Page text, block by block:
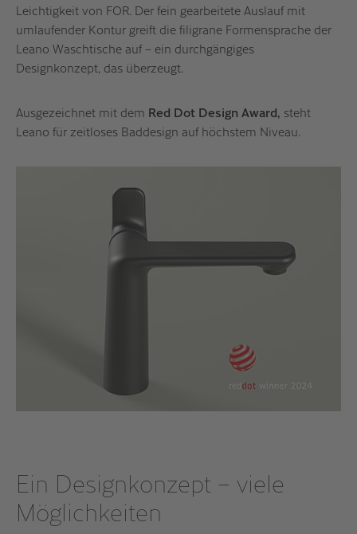
Leichtigkeit von FOR. Der fein gearbeitete Auslauf mit
umlaufender Kontur greift die filigrane Formensprache der
Leano Waschtische auf – ein durchgängiges
Designkonzept, das überzeugt.
Ausgezeichnet mit dem Red Dot Design Award, steht
Leano für zeitloses Baddesign auf höchstem Niveau.
Ein Designkonzept – viele
Möglichkeiten